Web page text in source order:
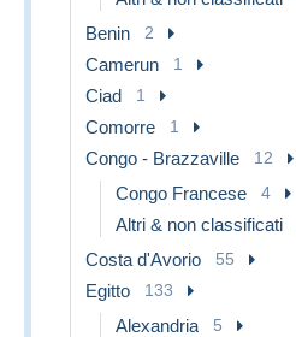
Benin 2
Camerun 1
Ciad 1
Comorre 1
Congo - Brazzaville 12
Congo Francese 4
Altri & non classificati
Costa d'Avorio 55
Egitto 133
Alexandria 5